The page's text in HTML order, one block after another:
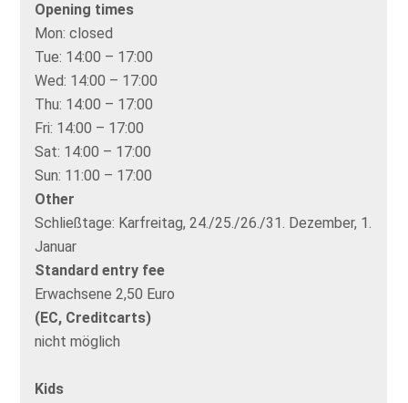
Opening times
Mon: closed
Tue: 14:00 – 17:00
Wed: 14:00 – 17:00
Thu: 14:00 – 17:00
Fri: 14:00 – 17:00
Sat: 14:00 – 17:00
Sun: 11:00 – 17:00
Other
Schließtage: Karfreitag, 24./25./26./31. Dezember, 1.
Januar
Standard entry fee
Erwachsene 2,50 Euro
(EC, Creditcarts)
nicht möglich
Kids